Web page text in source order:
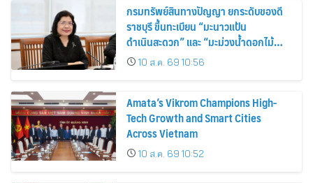
กรมทรัพย์สินทางปัญญา ยกระดับของดี
ราชบุรี ขึ้นทะเบียน “มะนาวแป้น
ดำเนินสะดวก” และ “มะม่วงน้ำดอกไม้
ราชบุรี” เป็น GI น้องใหม่ เดินหน้าเพิ่ม
มูลค่าเกษตรอัตลักษณ์ ขับเคลื่อน
เศรษฐกิจชุมชน
10 ส.ค. 69 10:56
Amata’s Vikrom Champions High-
Tech Growth and Smart Cities
Across Vietnam
10 ส.ค. 69 10:52